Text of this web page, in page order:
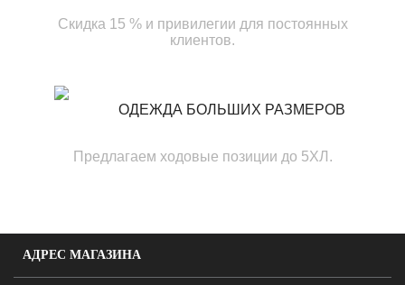
Скидка 15 % и привилегии для постоянных
клиентов.
ОДЕЖДА БОЛЬШИХ РАЗМЕРОВ
Предлагаем ходовые позиции до 5ХЛ.
АДРЕС МАГАЗИНА